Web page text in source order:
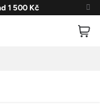
1 500 Kč